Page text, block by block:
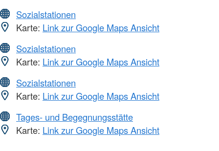
Sozialstationen
Karte: Link zur Google Maps Ansicht
Sozialstationen
Karte: Link zur Google Maps Ansicht
Sozialstationen
Karte: Link zur Google Maps Ansicht
Tages- und Begegnungsstätte
Karte: Link zur Google Maps Ansicht